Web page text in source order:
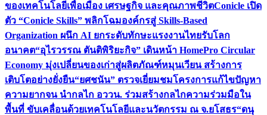
ของเทคโนโลยีเพื่อเมือง เศรษฐกิจ และคุณภาพชีวิตConicle เปิด
ตัว “Conicle Skills” พลิกโฉมองค์กรสู่ Skills-Based
Organization ผนึก AI ยกระดับทักษะแรงงานไทยรับโลก
อนาคต“อุไรวรรณ ตันติพิริยะกิจ” เดินหน้า HomePro Circular
Economy มุ่งเปลี่ยนของเก่าสู่ผลิตภัณฑ์หมุนเวียน สร้างการ
เติบโตอย่างยั่งยืน“ยศชนัน” ตรวจเยี่ยมชมโครงการแก้ไขปัญหา
ความยากจน นำกลไก อววน. ร่วมสร้างกลไกความร่วมมือใน
พื้นที่ ขับเคลื่อนด้วยเทคโนโลยีและนวัตกรรม ณ จ.ยโสธร“ดนุ